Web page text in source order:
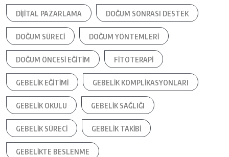
DIJITAL PAZARLAMA DOĞUM SONRASI DESTEK
DOĞUM SÜRECI DOĞUM YÖNTEMLERI
DOĞUM ÖNCESI EĞITIM FITOTERAPI
GEBELIK EĞITIMI GEBELIK KOMPLIKASYONLARI
GEBELIK OKULU GEBELIK SAĞLIĞI
GEBELIK SÜRECI GEBELIK TAKIBI
GEBELIKTE BESLENME